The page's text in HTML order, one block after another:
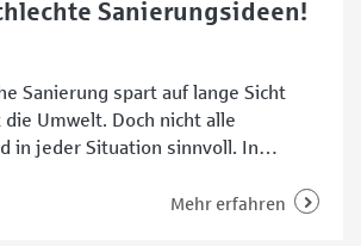
Sanierungsideen!
Sanierung spart auf lange Sicht
die Umwelt. Doch nicht alle
in jeder Situation sinnvoll. In
bauraum und Harald Klussmeier
Mehr erfahren